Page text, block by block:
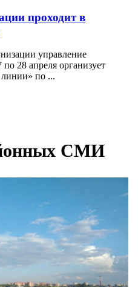
проходит в
управление
28 апреля организует
линии» по ...